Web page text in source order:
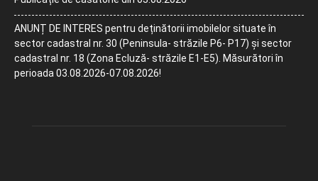
ANUNȚ DE INTERES pentru deținătorii imobilelor situate în
sector cadastral nr. 30 (Peninsula- străzile P6- P17) și sector
cadastral nr. 18 (Zona Ecluză- străzile E1-E5). Măsurători în
perioada 03.08.2026-07.08.2026!